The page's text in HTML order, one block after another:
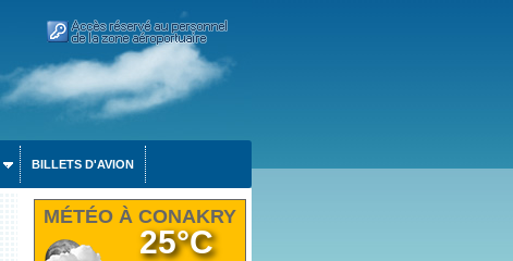
BILLETS D'AVION
MÉTÉO À CONAKRY
25°C